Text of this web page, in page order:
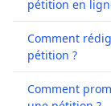
pétition en
Comment
pétition ?
Comment